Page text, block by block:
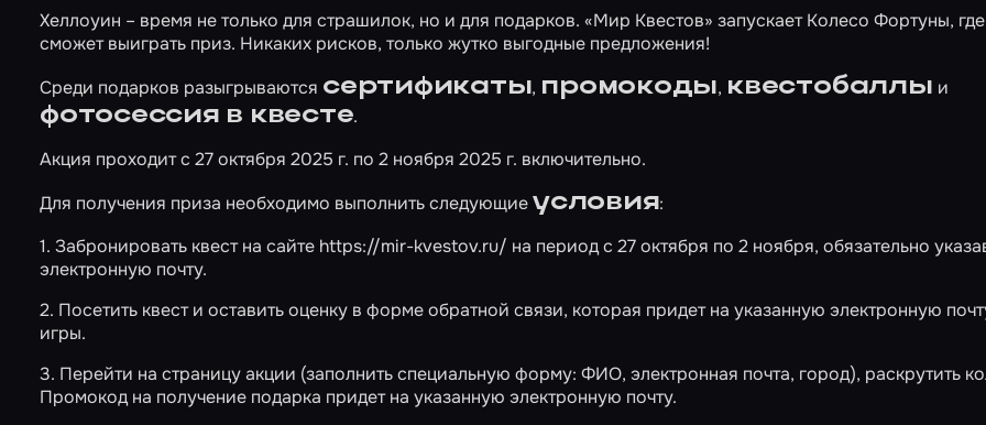
Хеллоуин – время не только для страшилок, но и для подарков. «Мир Квестов» запускает Колесо Фортуны,
сможет выиграть приз. Никаких рисков, только жутко выгодные предложения!
Среди подарков разыгрываются сертификаты, промокоды, квестобаллы и
фотосессия в квесте.
Акция проходит с 27 октября 2025 г. по 2 ноября 2025 г. включительно.
Для получения приза необходимо выполнить следующиеусловия:
1. Забронировать квест на сайте https://mir-kvestov.ru/ на период с 27 октября по 2 ноября, обязательно
электронную почту.
2. Посетить квест и оставить оценку в форме обратной связи, которая придет на указанную электронную
игры.
3. Перейти на страницу акции (заполнить специальную форму: ФИО, электронная почта, город), раскрутить
Промокод на получение подарка придет на указанную электронную почту.